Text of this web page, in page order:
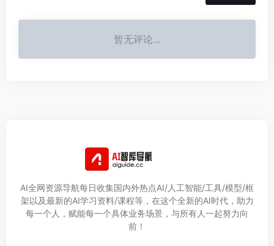
暂无评论...
AI全网资源导航每日收集国内外热点AI/人工智能/工具/模型/框
架以及最新的AI学习资料/课程等，在这个全新的AI时代，助力
每一个人，赋能每一个具体业务场景，与所有人一起努力向
前！